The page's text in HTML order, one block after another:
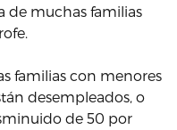
de muchas familias
familias con menores
desempleados, o
de 50 por